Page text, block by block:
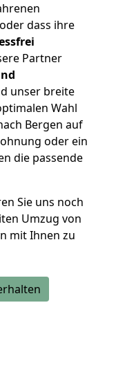
dass ihre
Partner
unser breite
Wahl
Bergen auf
oder ein
die passende
Sie uns noch
Umzug von
mit Ihnen zu